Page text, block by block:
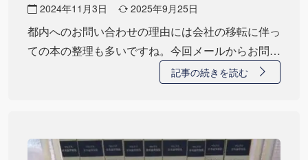
2024年11月3日 2025年9月25日
都内へのお問い合わせの理由には会社の移転に伴っ
ての本の整理も多いですね。今回メールからお問い
記事の続きを読む